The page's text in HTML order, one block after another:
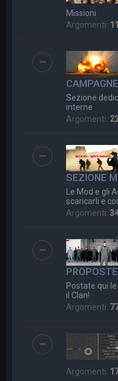
Missioni
Argomenti:
Sezione
interne
Argomenti:
SEZIONE
Le Mod e gli
scaricarli e
Argomenti:
Postate qui
il Clan!
Argomenti:
Argomenti: